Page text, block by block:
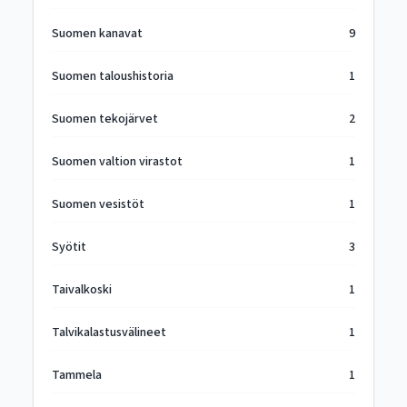
Suomen kanavat 9
Suomen taloushistoria 1
Suomen tekojärvet 2
Suomen valtion virastot 1
Suomen vesistöt 1
Syötit 3
Taivalkoski 1
Talvikalastusvälineet 1
Tammela 1